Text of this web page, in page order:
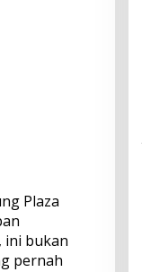
Plaza
ini bukan
pernah